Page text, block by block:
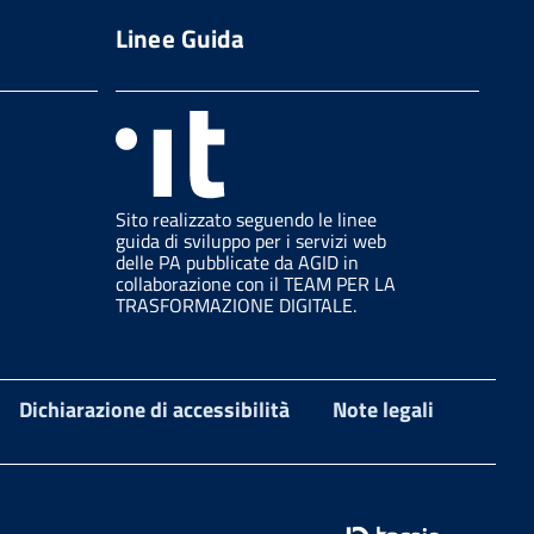
Linee Guida
Sito realizzato seguendo le linee
guida di sviluppo per i servizi web
delle PA pubblicate da AGID in
collaborazione con il TEAM PER LA
TRASFORMAZIONE DIGITALE.
Dichiarazione di accessibilità Note legali